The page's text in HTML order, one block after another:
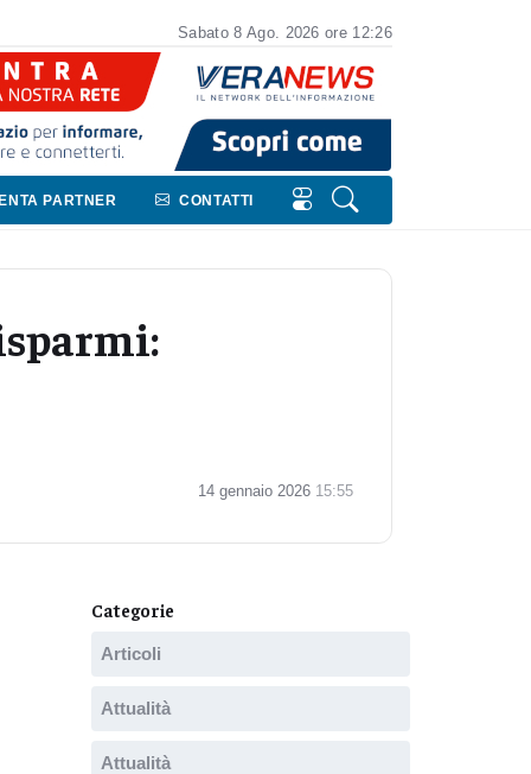
Sabato 8 Ago. 2026 ore 12:26
PARTNER CONTATTI
14 gennaio 2026 15:55
Categorie
Articoli
Attualità
Attualità